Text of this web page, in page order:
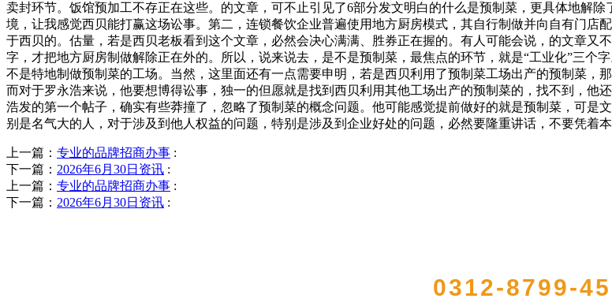
卖封环节。饭馆预加工不存正在这些。的文章，可不止引见了6部分发文明白的什么是预制菜，更具体地解
境，让我感觉西贝能打赢这场讼事。第二，连锁餐饮企业普遍使用地方厨房模式，其自行制做并向自有门
于西贝的。估量，若是西贝老板看到这个文章，必然会决心满满、胜券正在握的。有人可能会说，的文章又
字，才把地方厨房制做解除正在外的。所以，说来说去，是不是预制菜，最焦点的环节，就是“工业化”三个
不是特地制做预制菜的工场。当然，这里面还有一点需要申明，若是西贝利用了预制菜工场出产的预制菜，
而对于罗永浩来说，他要想博得讼事，独一的但愿就是找到西贝利用其他工场出产的预制菜的，找不到，他
浩发的第一个帖子，确实有些莽撞了，忽略了预制菜的概念问题。他可能感觉提前做好的就是预制菜，可是
别是名气大的人，对于涉及到他人权益的问题，特别是涉及到企业好处的问题，必然要隆重讲话，不要凭着
上一篇： 专业的品牌招商办事 :
下一篇： 2026年6月30日资讯 :
上一篇： 专业的品牌招商办事 :
下一篇： 2026年6月30日资讯 :
0312-8799-